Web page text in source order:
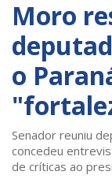
Moro
o
Senador reuniu
concedeu
de críticas ao